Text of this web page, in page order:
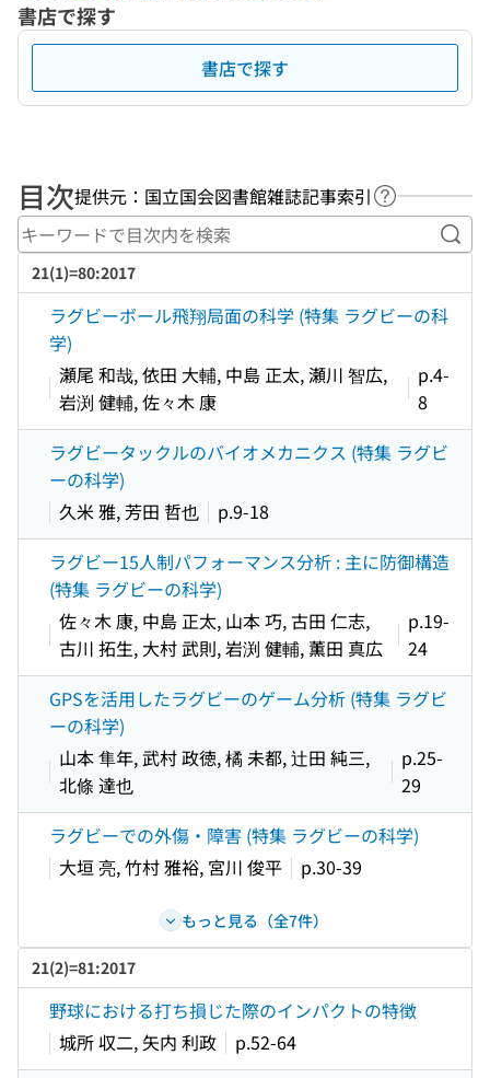
書店で探す
書店で探す
目次提供元：国立国会図書館雑誌記事索引 ヘルプペー
キ
21(1)=80:2017
ラグビーボール飛翔局面の科学 (特集 ラグビーの科
学)
瀬尾 和哉, 依田 大輔, 中島 正太, 瀬川 智広,
岩渕 健輔, 佐々木 康
p.4-
8
ラグビータックルのバイオメカニクス (特集 ラグビ
ーの科学)
久米 雅, 芳田 哲也
p.9-18
ラグビー15人制パフォーマンス分析 : 主に防御構造
(特集 ラグビーの科学)
佐々木 康, 中島 正太, 山本 巧, 古田 仁志,
古川 拓生, 大村 武則, 岩渕 健輔, 薫田 真広
p.19-
24
GPSを活用したラグビーのゲーム分析 (特集 ラグビ
ーの科学)
山本 隼年, 武村 政徳, 橘 未都, 辻田 純三,
北條 達也
p.25-
29
ラグビーでの外傷・障害 (特集 ラグビーの科学)
大垣 亮, 竹村 雅裕, 宮川 俊平
p.30-39
もっと見る（全7件）
21(2)=81:2017
野球における打ち損じた際のインパクトの特徴
城所 収二, 矢内 利政
p.52-64